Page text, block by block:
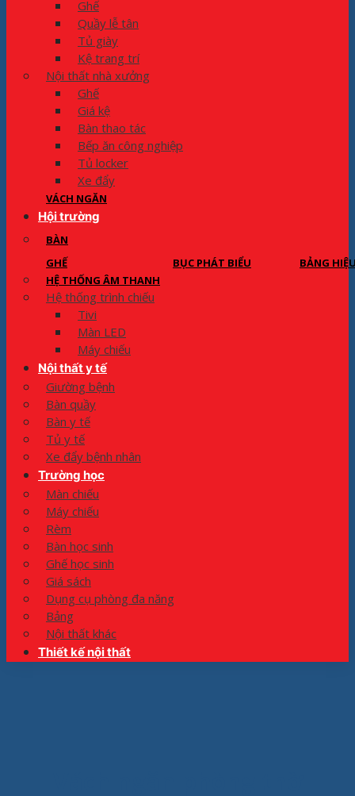
Ghế
Quầy lễ tân
Tủ giày
Kệ trang trí
Nội thất nhà xưởng
Ghế
Giá kệ
Bàn thao tác
Bếp ăn công nghiệp
Tủ locker
Xe đẩy
VÁCH NGĂN
Hội trường
BÀN
GHẾ
BỤC PHÁT BIỂU
BẢNG
HỆ THỐNG ÂM THANH
Hệ thống trình chiếu
Tivi
Màn LED
Máy chiếu
Nội thất y tế
Giường bệnh
Bàn quầy
Bàn y tế
Tủ y tế
Xe đẩy bệnh nhân
Trường học
Màn chiếu
Máy chiếu
Rèm
Bàn học sinh
Ghế học sinh
Giá sách
Dụng cụ phòng đa năng
Bảng
Nội thất khác
Thiết kế nội thất